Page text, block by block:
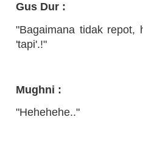
Gus Dur :
"Bagaimana tidak repot,
'tapi'.!"
Mughni :
"Hehehehe.."